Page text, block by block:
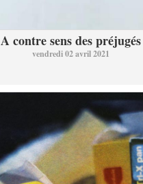
A contre sens des préjugés
vendredi 02 avril 2021